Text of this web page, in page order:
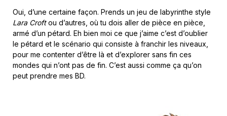
Oui, d’une certaine façon. Prends un jeu de labyrinthe style
Lara Croftou d’autres, où tu dois aller de pièce en pièce,
armé d’un pétard. Eh bien moi ce que j’aime c’est d’oublier
le pétard et le scénario qui consiste à franchir les niveaux,
pour me contenter d’être là et d’explorer sans fin ces
mondes qui n’ont pas de fin. C’est aussi comme ça qu’on
peut prendre mes BD.